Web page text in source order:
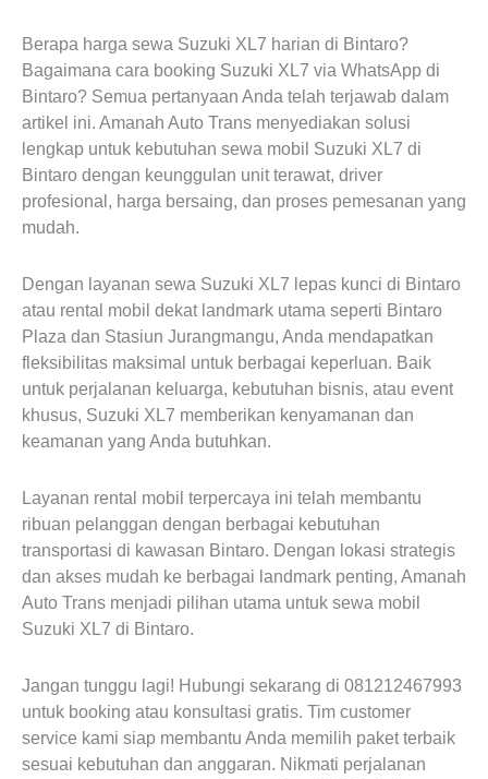
Berapa harga sewa Suzuki XL7 harian di Bintaro?
Bagaimana cara booking Suzuki XL7 via WhatsApp di
Bintaro? Semua pertanyaan Anda telah terjawab dalam
artikel ini. Amanah Auto Trans menyediakan solusi
lengkap untuk kebutuhan sewa mobil Suzuki XL7 di
Bintaro dengan keunggulan unit terawat, driver
profesional, harga bersaing, dan proses pemesanan yang
mudah.
Dengan layanan sewa Suzuki XL7 lepas kunci di Bintaro
atau rental mobil dekat landmark utama seperti Bintaro
Plaza dan Stasiun Jurangmangu, Anda mendapatkan
fleksibilitas maksimal untuk berbagai keperluan. Baik
untuk perjalanan keluarga, kebutuhan bisnis, atau event
khusus, Suzuki XL7 memberikan kenyamanan dan
keamanan yang Anda butuhkan.
Layanan rental mobil terpercaya ini telah membantu
ribuan pelanggan dengan berbagai kebutuhan
transportasi di kawasan Bintaro. Dengan lokasi strategis
dan akses mudah ke berbagai landmark penting, Amanah
Auto Trans menjadi pilihan utama untuk sewa mobil
Suzuki XL7 di Bintaro.
Jangan tunggu lagi! Hubungi sekarang di 081212467993
untuk booking atau konsultasi gratis. Tim customer
service kami siap membantu Anda memilih paket terbaik
sesuai kebutuhan dan anggaran. Nikmati perjalanan